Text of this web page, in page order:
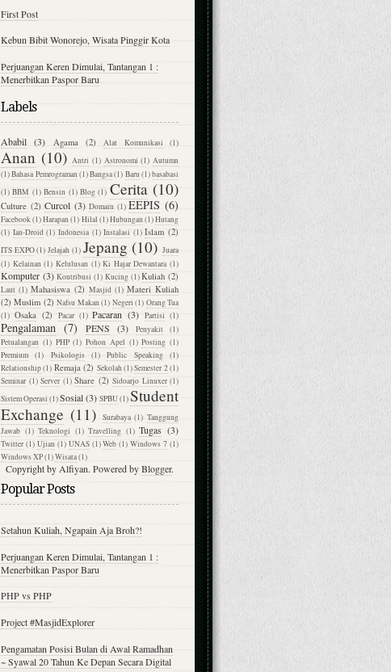
First Post
Kebun Bibit Wonorejo, Wisata Pinggir Kota
Perjuangan Keren Dimulai, Tantangan 1 :
Menerbitkan Paspor Baru
Labels
Ababil (3) Agama (2) Alat Komunikasi (1)
Anan (10) Antri (1) Astronomi (1) Autumn
(1)Bahasa Pemrograman (1)Bangsa(1) Baru (1)basabasi
(1) BBM (1) Bensin (1) Blog (1) Cerita (10)
Culture (2) Curcol (3) Domain (1) EEPIS (6)
Facebook (1)Harapan (1) Hilal (1)Hubungan (1)Hutang
(1) Ian-Droid (1) Indonesia (1) Instalasi (1) Islam (2)
ITS EXPO (1) Jelajah (1) Jepang (10) Juara
(1) Kelainan (1) Kelulusan (1) Ki Hajar Dewantara (1)
Komputer (3) Kontribusi (1) Kucing (1) Kuliah (2)
Laut (1) Mahasiswa (2) Masjid (1) Materi Kuliah
(2) Muslim (2) Nafsu Makan (1) Negeri (1) Orang Tua
(1) Osaka (2) Pacar (1) Pacaran (3) Partisi (1)
Pengalaman (7) PENS (3) Penyakit
(1)
Petualangan (1) PHP (1) Pohon Apel (1) Posting (1)
Premium
(1) Psikologis (1) Public Speaking
(1)
Relationship(1) Remaja (2) Sekolah (1)Semester 2 (1)
Seminar (1) Server (1) Share (2) Sidoarjo Linuxer (1)
Sistem Operasi (1)Sosial(3) SPBU(1)Student
Exchange (11) Surabaya (1) Tanggung
Jawab (1) Teknologi (1) Travelling (1) Tugas (3)
Twitter (1) Ujian (1) UNAS (1) Web (1) Windows 7 (1)
Windows XP(1)Wisata(1)
Copyright by Alfiyan. Powered byBlogger.
Popular Posts
Setahun Kuliah, Ngapain Aja Broh?!
Perjuangan Keren Dimulai, Tantangan 1 :
Menerbitkan Paspor Baru
PHP vs PHP
Project #MasjidExplorer
Pengamatan Posisi Bulan di Awal Ramadhan
~ Syawal 20 Tahun Ke Depan Secara Digital